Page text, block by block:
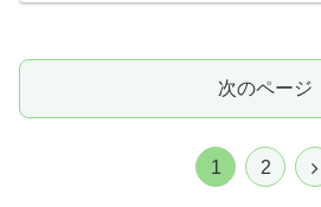
次のページ
1 2
次